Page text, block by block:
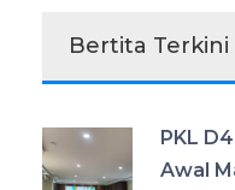
Bertita Terkini
PKL
Awal